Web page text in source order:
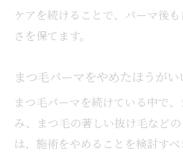
ケアを続けることで、パーマ後
さを保てます。
まつ毛パーマをやめたほうが
まつ毛パーマを続けている中で
み、まつ毛の著しい抜け毛など
は、施術をやめることを検討す